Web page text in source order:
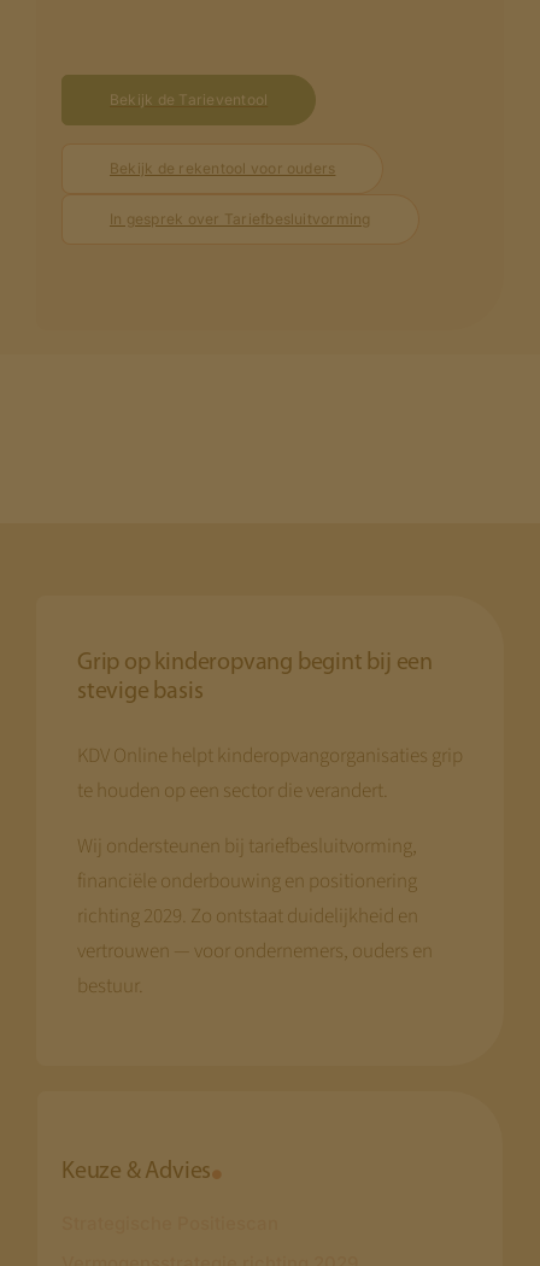
Bekijk de Tarieventool
Bekijk de rekentool voor ouders
In gesprek over Tariefbesluitvorming
Grip op kinderopvang begint bij een
stevige basis
KDV Online helpt kinderopvangorganisaties grip
te houden op een sector die verandert.
Wij ondersteunen bij tariefbesluitvorming,
financiële onderbouwing en positionering
richting 2029. Zo ontstaat duidelijkheid en
vertrouwen — voor ondernemers, ouders en
bestuur.
Keuze & Advies